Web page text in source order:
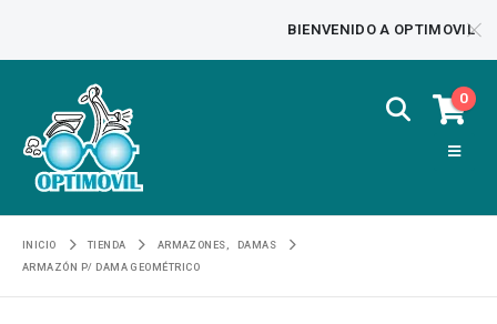
BIENVENIDO A OPTIMOVIL
0
INICIO TIENDA ARMAZONES
DAMAS
ARMAZÓN P/ DAMA GEOMÉTRICO